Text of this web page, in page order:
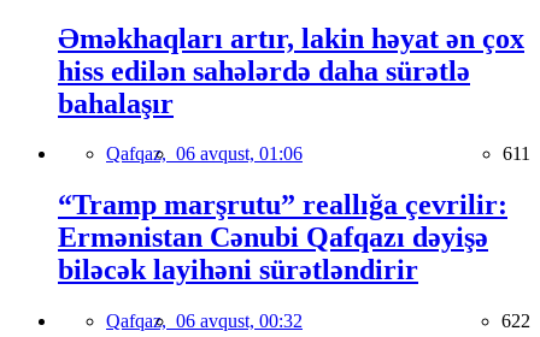
Əməkhaqları artır, lakin həyat ən çox
hiss edilən sahələrdə daha sürətlə
bahalaşır
Qafqaz, 06 avqust, 01:06 611
“Tramp marşrutu” reallığa çevrilir:
Ermənistan Cənubi Qafqazı dəyişə
biləcək layihəni sürətləndirir
Qafqaz, 06 avqust, 00:32 622